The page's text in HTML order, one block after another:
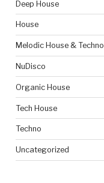
Deep House
House
Melodic House & Techno
NuDisco
Organic House
Tech House
Techno
Uncategorized